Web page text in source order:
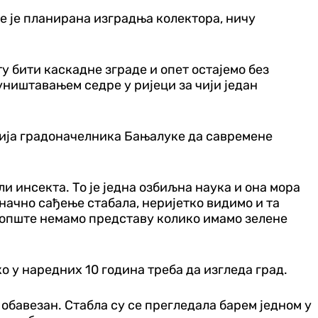
је планирана изградња колектора, ничу
каскадне зграде и опет остајемо без
седре у ријеци за чији један
градоначелника Бањалуке да савремене
инсекта. То је једна озбиљна наука и она мора
сађење стабала, неријетко видимо и та
немамо представу колико имамо зелене
у наредних 10 година треба да изгледа град.
Стабла су се прегледала барем једном у